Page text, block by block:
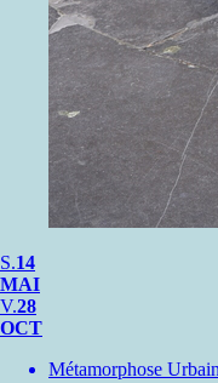
S.14
MAI
V.28
OCT
Métamorphose